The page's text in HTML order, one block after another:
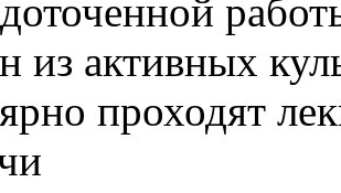
из активных
проходят